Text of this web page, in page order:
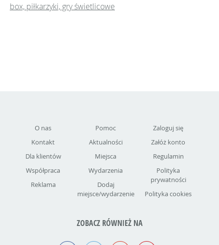
box, piłkarzyki, gry świetlicowe
O nas
Kontakt
Dla klientów
Współpraca
Reklama
Pomoc
Aktualności
Miejsca
Wydarzenia
Dodaj
miejsce/wydarzenie
Zaloguj się
Załóż konto
Regulamin
Polityka
prywatności
Polityka cookies
ZOBACZ RÓWNIEŻ NA